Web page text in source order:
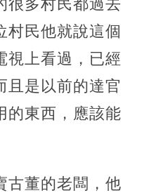
很多村民都過去
村民他就說這個
視上看過，已經
且是以前的達官
的東西，應該能
古董的老闆，他